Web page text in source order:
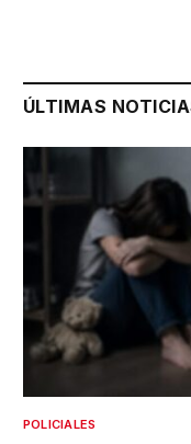
ÚLTIMAS
POLICIALES